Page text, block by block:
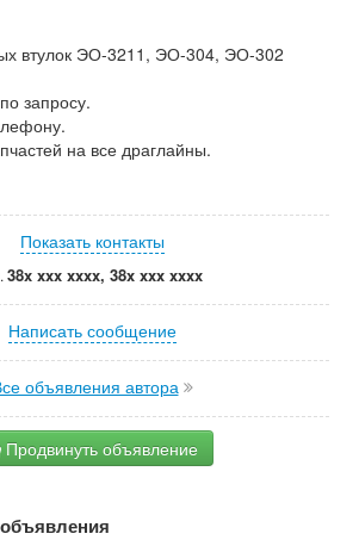
втулок ЭО-3211, ЭО-304, ЭО-302
запросу.
на все драглайны.
Показать контакты
38x xxx xxxx, 38x xxx xxxx
Написать сообщение
объявления автора
Продвинуть объявление